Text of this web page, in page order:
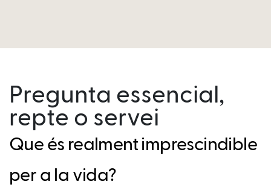
Pregunta essencial,
repte o servei
Que és realment imprescindible
per a la vida?